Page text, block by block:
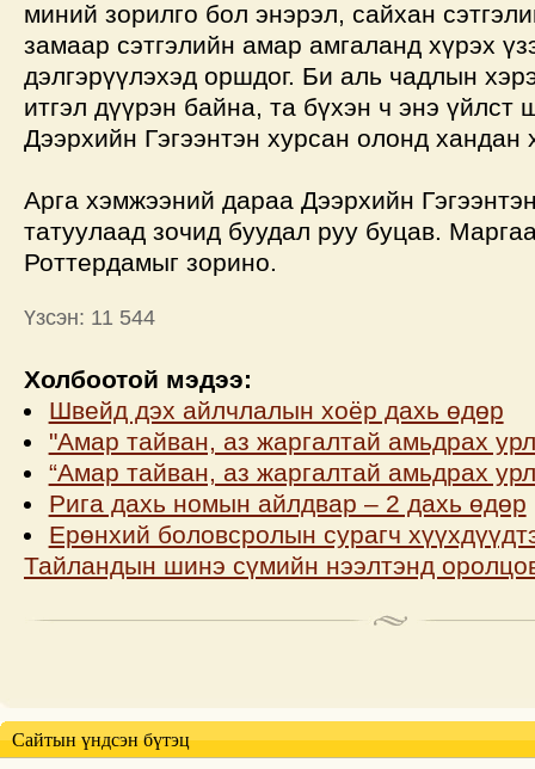
миний зорилго бол энэрэл, сайхан
замаар сэтгэлийн амар амгаланд хүрэх
дэлгэрүүлэхэд оршдог. Би аль чадлын
итгэл дүүрэн байна, та бүхэн ч энэ үйлст
Дээрхийн Гэгээнтэн хурсан олонд хандан
Арга хэмжээний дараа Дээрхийн
татуулаад зочид буудал руу буцав.
Роттердамыг зорино.
Үзсэн: 11 544
Холбоотой мэдээ:
Швейд дэх айлчлалын хоёр дахь өдөр
"Амар тайван, аз жаргалтай амьдрах
“Амар тайван, аз жаргалтай амьдрах
Рига дахь номын айлдвар – 2 дахь өдөр
Ерөнхий боловсролын сурагч
Тайландын шинэ сүмийн нээлтэнд
Сайтын үндсэн бүтэц